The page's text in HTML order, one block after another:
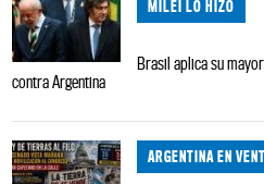
MILEI LO HIZO
Brasil aplica su
contra Argentina
ARGENTINA EN